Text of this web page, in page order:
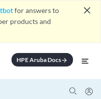
for answers to
products and
close
HPE Aruba Docsarrow_forward